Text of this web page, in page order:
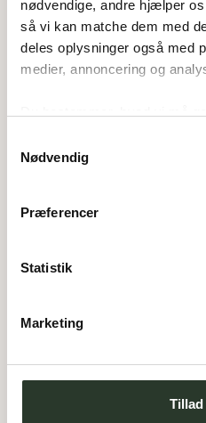
nødvendige, andre hjælper
så vi kan matche dem med
deles oplysninger også med
medier, annoncering og
Nødvendig
Præferencer
Statistik
Marketing
Tillad